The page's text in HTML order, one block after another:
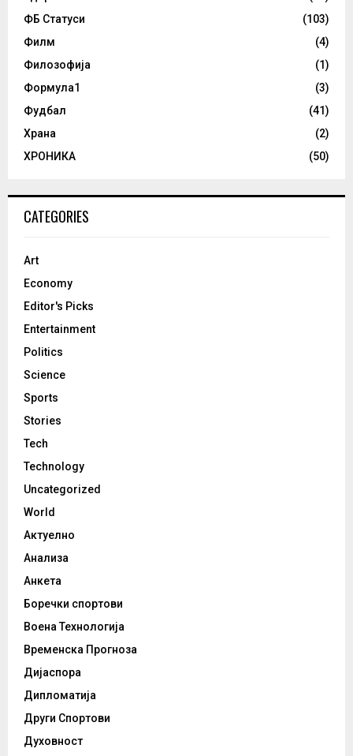
ФБ Статуси
(103)
Филм
(4)
Филозофија
(1)
Формула1
(3)
Фудбал
(41)
Храна
(2)
ХРОНИКА
(50)
CATEGORIES
Art
Economy
Editor's Picks
Entertainment
Politics
Science
Sports
Stories
Tech
Technology
Uncategorized
World
Актуелно
Анализа
Анкета
Боречки спортови
Воена Технологија
Временска Прогноза
Дијаспора
Дипломатија
Други Спортови
Духовност